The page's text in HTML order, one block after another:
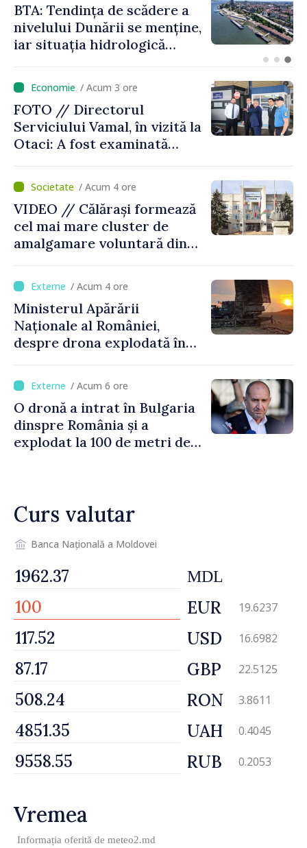
Energocom a asigurat
necesarul de energie
electrică pentru 8 august.
cetățenii să reducă
consumul în orele de vârf
/ Acum 3 ore
FOTO // Directorul
Serviciului Vamal, în vizită la
Otaci: A fost examinată
control vamal cu un scanner
performant/ Acum 4 ore
VIDEO // Călărași formează
cel mai mare cluster de
amalgamare voluntară din
orășenesc a aprobat decizia
finală
/ Acum 4 ore
Ministerul Apărării
Naționale al României,
despre drona explodată în
nu au detectat niciun
vehicul aerian”
/ Acum 6 ore
O dronă a intrat în Bulgaria
dinspre România și a
explodat la 100 de metri de
Curs valutar
Banca Națională a Moldovei
MDL
EUR 19.6237
USD 16.6982
GBP 22.5125
RON 3.8611
UAH 0.4045
RUB 0.2053
Vremea
Informația oferită de meteo2.md